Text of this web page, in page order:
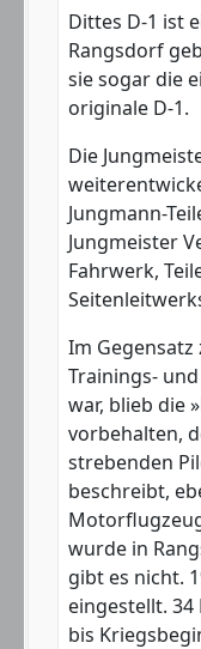
Dittes D-1 ist
Rangsdorf
sie sogar die
originale D-1.
Die
Jungmann-
Jungmeister
Fahrwerk,
Im Gegensatz
Trainings-
war, blieb die
vorbehalten,
strebenden
beschreibt,
wurde in
gibt es nicht.
eingestellt. 34
bis